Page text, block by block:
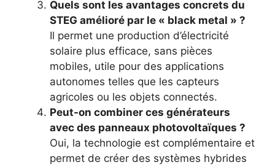
Quels sont les avantages concrets du
STEG amélioré par le « black metal » ?
Il permet une production d’électricité
solaire plus efficace, sans pièces
mobiles, utile pour des applications
autonomes telles que les capteurs
agricoles ou les objets connectés.
Peut-on combiner ces générateurs
avec des panneaux photovoltaïques ?
Oui, la technologie est complémentaire et
permet de créer des systèmes hybrides